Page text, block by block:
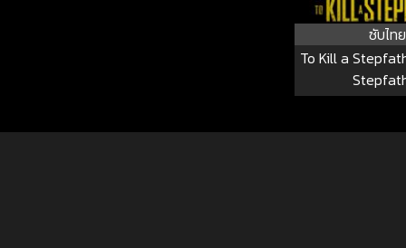
ซับไทย
To Kill a